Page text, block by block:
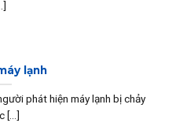
lạnh
phát hiện máy lạnh bị chảy
[...]